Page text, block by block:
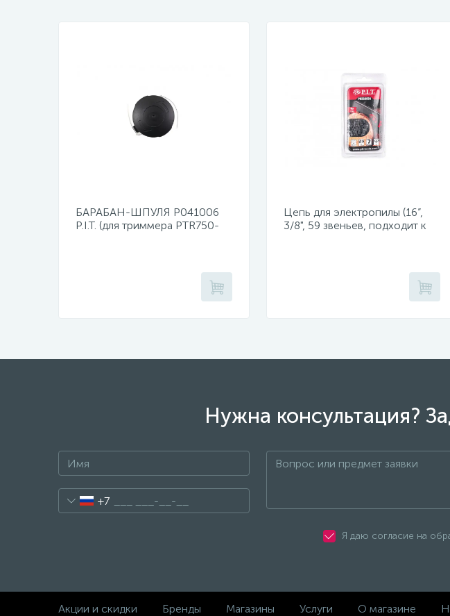
БАРАБАН-ШПУЛЯ Р041006
P.I.T. (для триммера PTR750-
Цепь для электропилы (16”,
3/8", 59 звеньев, подходит к
Нужна консультация?
+7
Я даю согласие на
Акции и скидки Бренды Магазины Услуги О магазине